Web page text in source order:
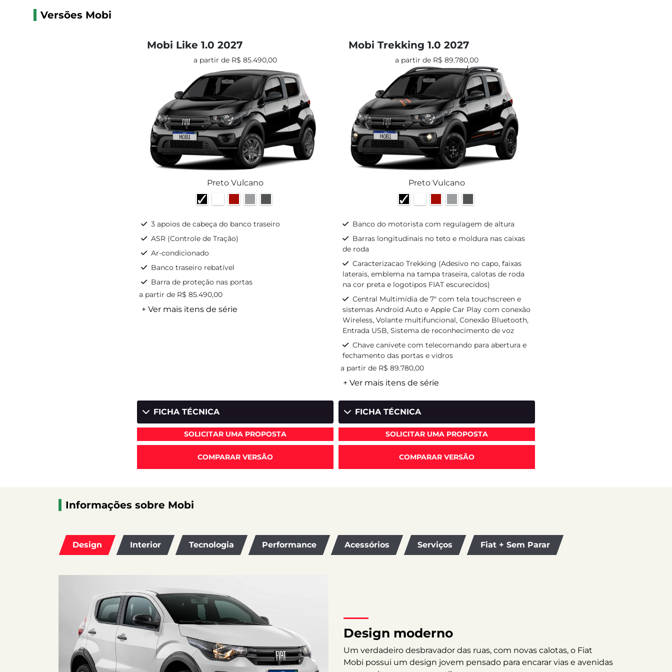
Versões Mobi
Mobi Like 1.0 2027
a partir de R$ 85.490,00
Preto Vulcano
3 apoios de cabeça do banco traseiro
ASR (Controle de Tração)
Ar-condicionado
Banco traseiro rebatível
Barra de proteção nas portas
a partir de R$ 85.490,00
+ Ver mais itens de série
FICHA TÉCNICA
SOLICITAR UMA PROPOSTA
COMPARAR VERSÃO
Mobi Trekking 1.0 2027
a partir de R$ 89.780,00
Preto Vulcano
Banco do motorista com regulagem de altura
Barras longitudinais no teto e moldura nas caixas
de roda
Caracterizacao Trekking (Adesivo no capo, faixas
laterais, emblema na tampa traseira, calotas de roda
na cor preta e logotipos FIAT escurecidos)
Central Multimídia de 7" com tela touchscreen e
sistemas Android Auto e Apple Car Play com conexão
Wireless, Volante multifuncional, Conexão Bluetooth,
Entrada USB, Sistema de reconhecimento de voz
Chave canivete com telecomando para abertura e
fechamento das portas e vidros
a partir de R$ 89.780,00
+ Ver mais itens de série
FICHA TÉCNICA
SOLICITAR UMA PROPOSTA
COMPARAR VERSÃO
Informações sobre Mobi
Design Interior Tecnologia Performance Acessórios Serviços Fiat + Sem Parar
Design moderno
Um verdadeiro desbravador das ruas, com novas calotas, o Fiat
Mobi possui um design jovem pensado para encarar vias e avenidas